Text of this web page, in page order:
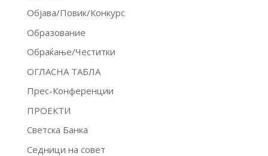
Објава/Повик/Конкурс
Образование
Обраќање/Честитки
ОГЛАСНА ТАБЛА
Прес-Конференции
ПРОЕКТИ
Светска Банка
Седници на совет